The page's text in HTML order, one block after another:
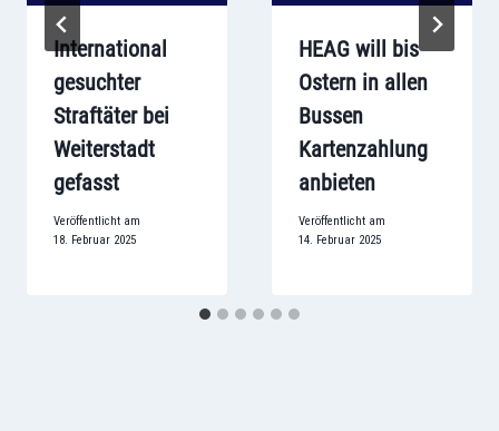
International
gesuchter
Straftäter bei
Weiterstadt
gefasst
Veröffentlicht am
18. Februar 2025
HEAG will bis
Ostern in allen
Bussen
Kartenzahlung
anbieten
Veröffentlicht am
14. Februar 2025